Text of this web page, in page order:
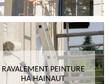
RAVALEMENT PEINTURE
HA HAINAUT